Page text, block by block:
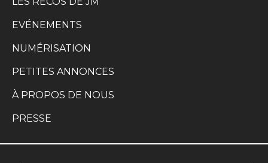
EVÉNEMENTS
NUMÉRISATION
PETITES ANNONCES
À PROPOS DE NOUS
PRESSE